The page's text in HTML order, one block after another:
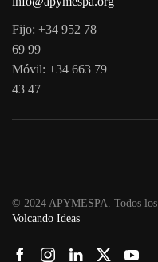
Fijo: +34 952 78
69 99
Móvil: +34 663 79
43 47
© 2024 APYMESPA. Todos los
Volcando Ideas